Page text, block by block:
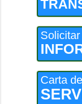
Solicitar
Carta de